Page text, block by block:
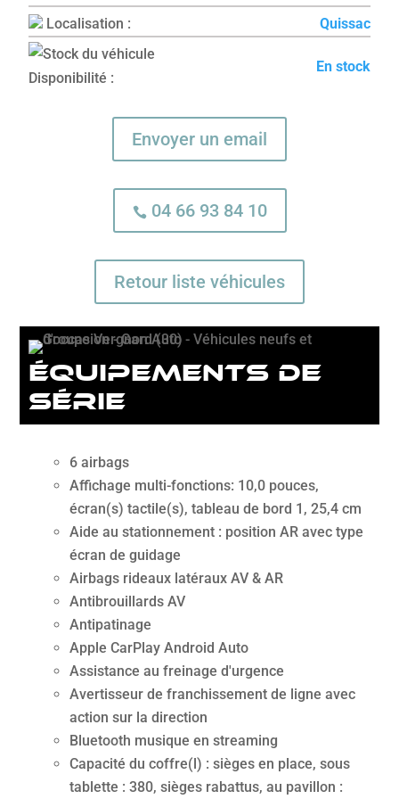
Localisation :
Quissac
Disponibilité :
En stock
Envoyer un email
04 66 93 84 10
Retour liste véhicules
équipements de
série
6 airbags
Affichage multi-fonctions: 10,0 pouces,
écran(s) tactile(s), tableau de bord 1, 25,4 cm
Aide au stationnement : position AR avec type
écran de guidage
Airbags rideaux latéraux AV & AR
Antibrouillards AV
Antipatinage
Apple CarPlay Android Auto
Assistance au freinage d'urgence
Avertisseur de franchissement de ligne avec
action sur la direction
Bluetooth musique en streaming
Capacité du coffre(l) : sièges en place, sous
tablette : 380, sièges rabattus, au pavillon :